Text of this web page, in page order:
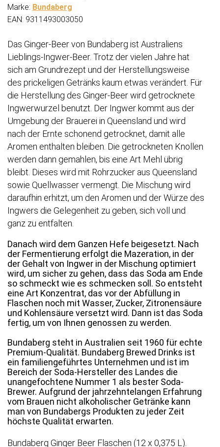
Marke: Bundaberg
EAN: 9311493003050
Das Ginger-Beer von Bundaberg ist Australiens
Lieblings-Ingwer-Beer. Trotz der vielen Jahre hat
sich am Grundrezept und der Herstellungsweise
des prickeligen Getränks kaum etwas verändert. Für
die Herstellung des Ginger-Beer wird getrocknete
Ingwerwurzel benutzt. Der Ingwer kommt aus der
Umgebung der Brauerei in Queensland und wird
nach der Ernte schonend getrocknet, damit alle
Aromen enthalten bleiben. Die getrockneten Knollen
werden dann gemahlen, bis eine Art Mehl übrig
bleibt. Dieses wird mit Rohrzucker aus Queensland
sowie Quellwasser vermengt. Die Mischung wird
daraufhin erhitzt, um den Aromen und der Würze des
Ingwers die Gelegenheit zu geben, sich voll und
ganz zu entfalten.
Danach wird dem Ganzen Hefe beigesetzt. Nach
der Fermentierung erfolgt die Mazeration, in der
der Gehalt von Ingwer in der Mischung optimiert
wird, um sicher zu gehen, dass das Soda am Ende
so schmeckt wie es schmecken soll. So entsteht
eine Art Konzentrat, das vor der Abfüllung in
Flaschen noch mit Wasser, Zucker, Zitronensäure
und Kohlensäure versetzt wird. Dann ist das Soda
fertig, um von Ihnen genossen zu werden.
Bundaberg steht in Australien seit 1960 für echte
Premium-Qualität. Bundaberg Brewed Drinks ist
ein familiengeführtes Unternehmen und ist im
Bereich der Soda-Hersteller des Landes die
unangefochtene Nummer 1 als bester Soda-
Brewer. Aufgrund der jahrzehntelangen Erfahrung
vom Brauen nicht alkoholischer Getränke kann
man von Bundabergs Produkten zu jeder Zeit
höchste Qualität erwarten.
Bundaberg Ginger Beer Flaschen (12 x 0,375 L).